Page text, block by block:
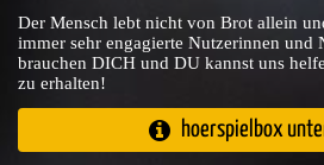
Der Mensch lebt nicht von Brot allein
immer sehr engagierte Nutzerinnen und
brauchen DICH und DU kannst uns
zu erhalten!
hoerspielbox